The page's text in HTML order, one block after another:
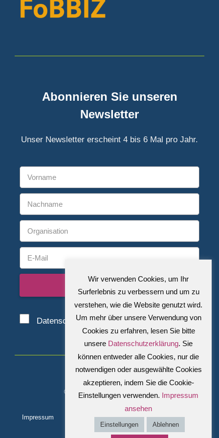
:
Abonnieren Sie unseren
Newsletter
Unser Newsletter erscheint 4 bis 6 Mal pro Jahr.
Datenschutzbestimmungenzustimmen.
a
© 2026 Alle Rechte vorbehalten.
Impressum Datenschutz Kontakt
Wir verwenden Cookies, um Ihr
Surferlebnis zu verbessern und um zu
verstehen, wie die Website genutzt wird.
Um mehr über unsere Verwendung von
Cookies zu erfahren, lesen Sie bitte
unsere Datenschutzerklärung. Sie
können entweder alle Cookies, nur die
notwendigen oder ausgewählte Cookies
akzeptieren, indem Sie die Cookie-
Einstellungen verwenden. Impressum
ansehen
Einstellungen Ablehnen